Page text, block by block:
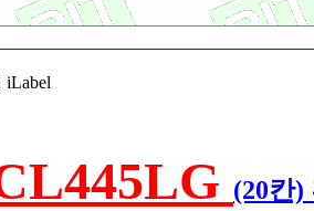
iLabel
(20칸)